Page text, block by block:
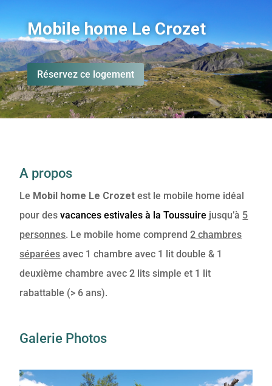
Mobile home Le Crozet
Réservez ce logement
A propos
Le Mobil home Le Crozet est le mobile home idéal
pour desvacances estivales à la Toussuire jusqu’à 5
personnes. Le mobile home comprend2 chambres
séparées avec 1 chambre avec 1 lit double & 1
deuxième chambre avec 2 lits simple et 1 lit
rabattable (> 6 ans).
Galerie Photos